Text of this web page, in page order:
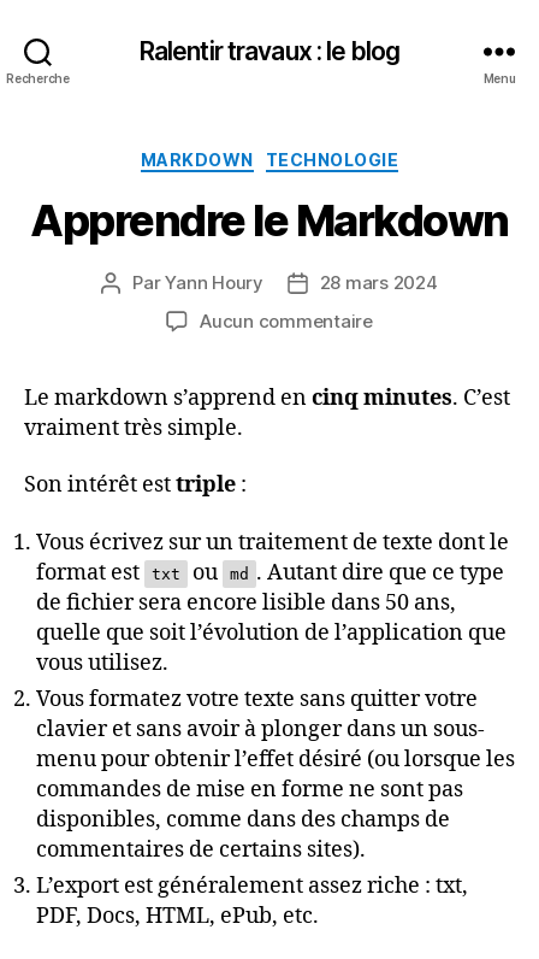
Recherche
Ralentir travaux : le blog
Menu
Catégories
MARKDOWN TECHNOLOGIE
Apprendre le Markdown
Auteur
l’article
ParYann Houry
Date28 mars 2024
Aucun commentairesur
Markdown
Le markdown s’apprend encinq minutes. C’est
vraiment très simple.
Son intérêt esttriple :
Vous écrivez sur un traitement de texte dont le
format est
txt ou md . Autant dire que ce type
de fichier sera encore lisible dans 50 ans,
quelle que soit l’évolution de l’application que
vous utilisez.
Vous formatez votre texte sans quitter votre
clavier et sans avoir à plonger dans un sous-
menu pour obtenir l’effet désiré (ou lorsque les
commandes de mise en forme ne sont pas
disponibles, comme dans des champs de
commentaires de certains sites).
L’export est généralement assez riche : txt,
PDF, Docs, HTML, ePub, etc.